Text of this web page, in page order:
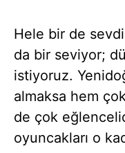
Hele bir de
da bir seviyor;
istiyoruz.
almaksa hem
de çok
oyuncakları o